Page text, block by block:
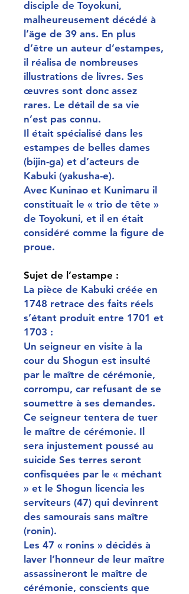
disciple de Toyokuni,
malheureusement décédé à
l’âge de 39 ans. En plus
d’être un auteur d’estampes,
il réalisa de nombreuses
illustrations de livres. Ses
œuvres sont donc assez
rares. Le détail de sa vie
n’est pas connu.
Il était spécialisé dans les
estampes de belles dames
(bijin-ga) et d’acteurs de
Kabuki (yakusha-e).
Avec Kuninao et Kunimaru il
constituait le « trio de tête »
de Toyokuni, et il en était
considéré comme la figure de
proue.
Sujet de l’estampe :
La pièce de Kabuki créée en
1748 retrace des faits réels
s’étant produit entre 1701 et
1703 :
Un seigneur en visite à la
cour du Shogun est insulté
par le maître de cérémonie,
corrompu, car refusant de se
soumettre à ses demandes.
Ce seigneur tentera de tuer
le maître de cérémonie. Il
sera injustement poussé au
suicide Ses terres seront
confisquées par le « méchant
» et le Shogun licencia les
serviteurs (47) qui devinrent
des samourais sans maître
(ronin).
Les 47 « ronins » décidés à
laver l’honneur de leur maître
assassineront le maître de
cérémonie, conscients que